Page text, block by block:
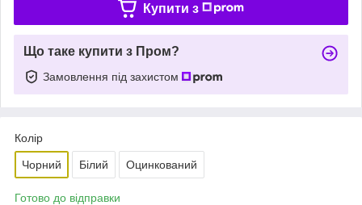
Купити з
Що таке купити з Пром?
Замовлення під захистом
Колір
Чорний Білий Оцинкований
Готово до відправки